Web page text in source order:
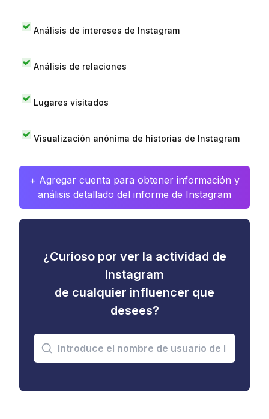
Análisis de intereses de Instagram
Análisis de relaciones
Lugares visitados
Visualización anónima de historias de Instagram
+ Agregar cuenta para obtener información y
análisis detallado del informe de Instagram
¿Curioso por ver la actividad de
Instagram
de cualquier influencer que
desees?